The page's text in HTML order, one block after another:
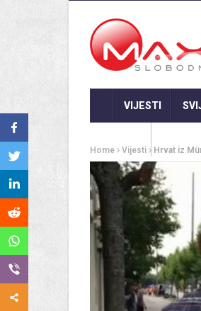
VIJESTI
Home Vijesti Hrvat iz